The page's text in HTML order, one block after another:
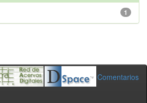
1
Comentarios